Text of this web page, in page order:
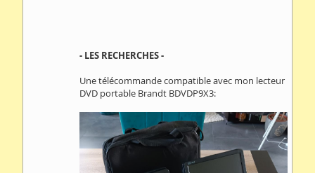
- LES RECHERCHES -
Une télécommande compatible avec mon lecteur
DVD portable Brandt BDVDP9X3: